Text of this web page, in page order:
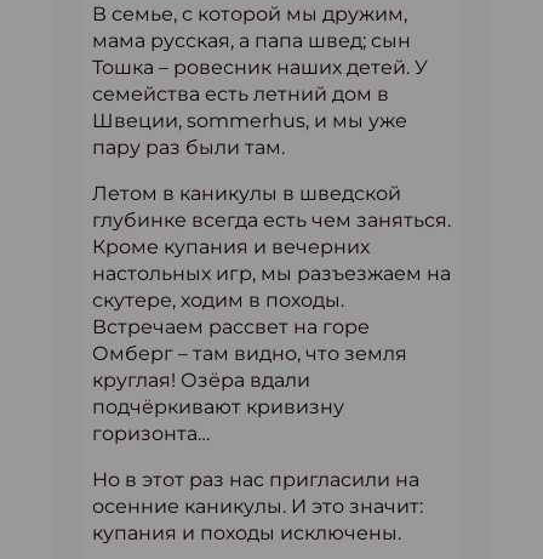
В семье, с которой мы дружим,
мама русская, а папа швед; сын
Тошка – ровесник наших детей. У
семейства есть летний дом в
Швеции, sommerhus, и мы уже
пару раз были там.
Летом в каникулы в шведской
глубинке всегда есть чем заняться.
Кроме купания и вечерних
настольных игр, мы разъезжаем на
скутере, ходим в походы.
Встречаем рассвет на горе
Омберг – там видно, что земля
круглая! Озёра вдали
подчёркивают кривизну
горизонта…
Но в этот раз нас пригласили на
осенние каникулы. И это значит:
купания и походы исключены.